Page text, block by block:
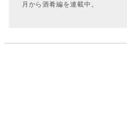
月から酒肴編を連載中。